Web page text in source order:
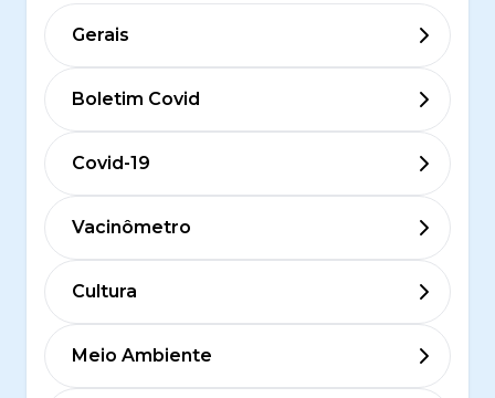
Gerais
Boletim Covid
Covid-19
Vacinômetro
Cultura
Meio Ambiente